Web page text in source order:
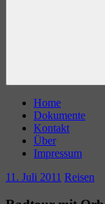
Home
Dokumente
Kontakt
Über
Impressum
11. Juli 2011 Reisen